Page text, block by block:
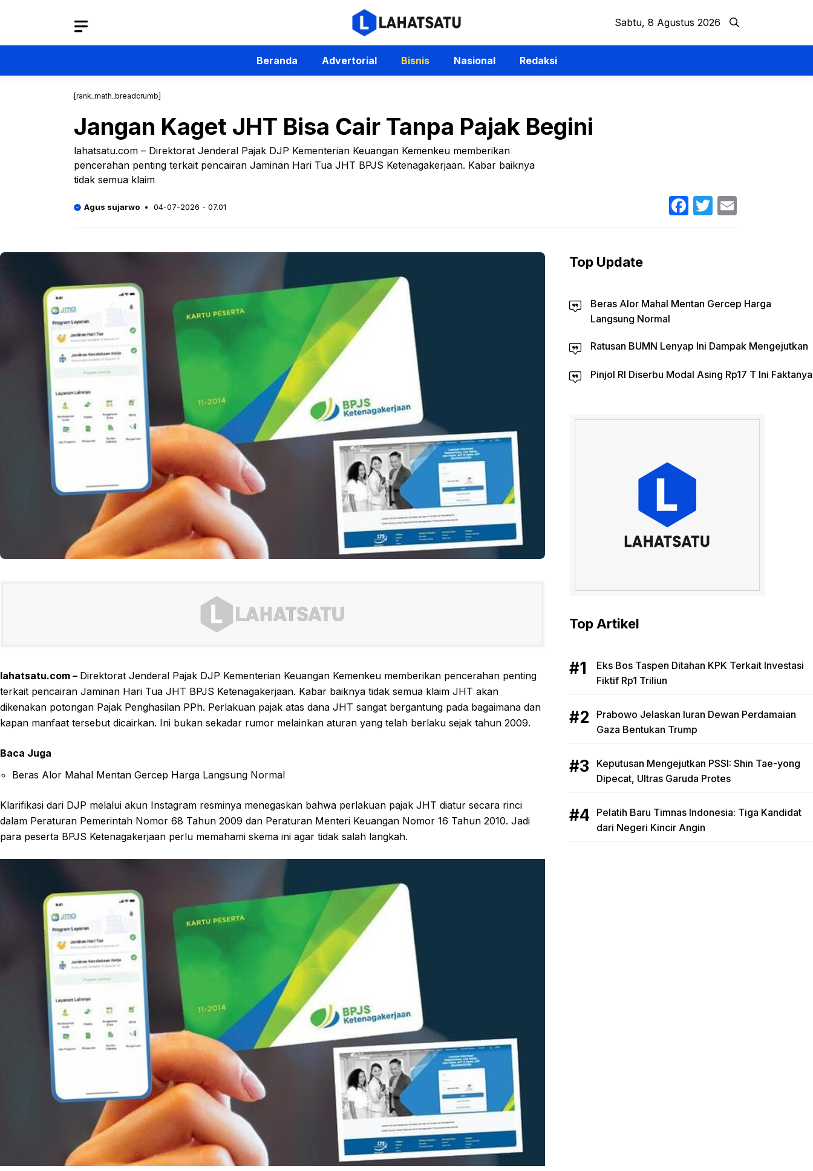
Sabtu, 8 Agustus 2026
Beranda Advertorial Bisnis Nasional Redaksi
[rank_math_breadcrumb]
Jangan Kaget JHT Bisa Cair Tanpa Pajak Begini
lahatsatu.com – Direktorat Jenderal Pajak DJP Kementerian Keuangan Kemenkeu memberikan
pencerahan penting terkait pencairan Jaminan Hari Tua JHT BPJS Ketenagakerjaan. Kabar baiknya
tidak semua klaim
Agus sujarwo 04-07-2026 - 07.01 Facebook
Twitter
lahatsatu.com – Direktorat Jenderal Pajak DJP Kementerian Keuangan Kemenkeu memberikan pencerahan penting
terkait pencairan Jaminan Hari Tua JHT BPJS Ketenagakerjaan. Kabar baiknya tidak semua klaim JHT akan
dikenakan potongan Pajak Penghasilan PPh. Perlakuan pajak atas dana JHT sangat bergantung pada bagaimana dan
kapan manfaat tersebut dicairkan. Ini bukan sekadar rumor melainkan aturan yang telah berlaku sejak tahun 2009.
Baca Juga
Beras Alor Mahal Mentan Gercep Harga Langsung Normal
Klarifikasi dari DJP melalui akun Instagram resminya menegaskan bahwa perlakuan pajak JHT diatur secara rinci
dalam Peraturan Pemerintah Nomor 68 Tahun 2009 dan Peraturan Menteri Keuangan Nomor 16 Tahun 2010. Jadi
para peserta BPJS Ketenagakerjaan perlu memahami skema ini agar tidak salah langkah.
Top Update
Beras Alor Mahal Mentan Gercep Harga
Langsung Normal
Ratusan BUMN Lenyap Ini Dampak Mengejutkan
Pinjol RI Diserbu Modal Asing Rp17 T Ini Faktanya
Top Artikel
Eks Bos Taspen Ditahan KPK Terkait Investasi
Fiktif Rp1 Triliun
Prabowo Jelaskan Iuran Dewan Perdamaian
Gaza Bentukan Trump
Keputusan Mengejutkan PSSI: Shin Tae-yong
Dipecat, Ultras Garuda Protes
Pelatih Baru Timnas Indonesia: Tiga Kandidat
dari Negeri Kincir Angin